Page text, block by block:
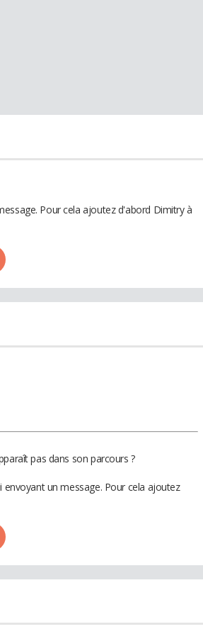
Pour cela ajoutez d'abord Dimitry à
pas dans son parcours ?
un message. Pour cela ajoutez